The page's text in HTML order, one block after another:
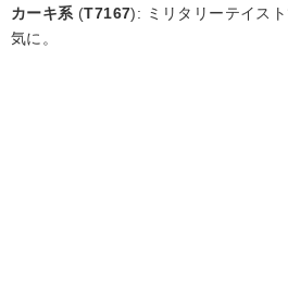
カーキ系 (T7167): ミリタリーテイス
気に。